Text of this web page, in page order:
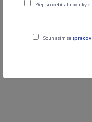
Bel-Ray Si-7
Přeji si odebírat novinky
Souhlasím se